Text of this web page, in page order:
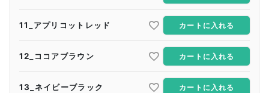
11_アプリコットレッド カートに入れる
12_ココアブラウン カートに入れる
13_ネイビーブラック カートに入れる